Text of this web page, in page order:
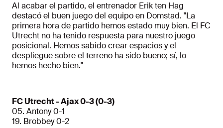
Al acabar el partido, el entrenador Erik ten Hag
destacó el buen juego del equipo en Domstad. "La
primera hora de partido hemos estado muy bien. El FC
Utrecht no ha tenido respuesta para nuestro juego
posicional. Hemos sabido crear espacios y el
despliegue sobre el terreno ha sido bueno; sí, lo
hemos hecho bien."
FC Utrecht - Ajax 0-3 (0-3)
05. Antony 0-1
19. Brobbey 0-2